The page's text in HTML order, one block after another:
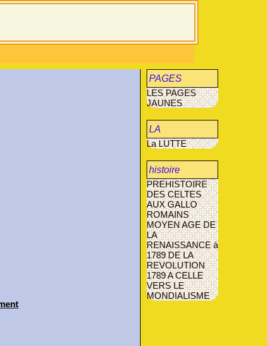
PAGES
JAUNES
LES PAGES
JAUNES
LA
MUCOVISCIDOSE
La LUTTE
histoire
agriculture
AVANT- LES-
MARCILLY
PREHISTOIRE
DES CELTES
AUX GALLO
ROMAINS
MOYEN AGEDE
LA
RENAISSANCE à
1789DE LA
REVOLUTION
1789 A CELLE
VERS LE
MONDIALISME